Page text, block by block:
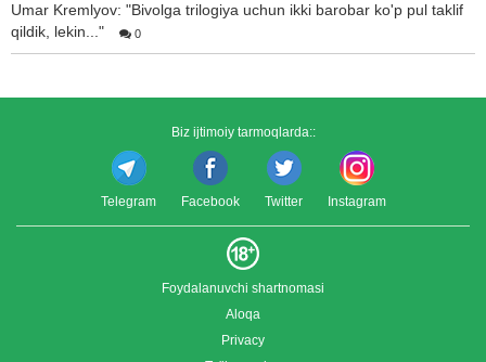
Umar Kremlyov: "Bivolga trilogiya uchun ikki barobar ko'p pul taklif
qildik, lekin..."
0
Biz ijtimoiy tarmoqlarda::
Telegram Facebook Twitter Instagram
Foydalanuvchi shartnomasi
Aloqa
Privacy